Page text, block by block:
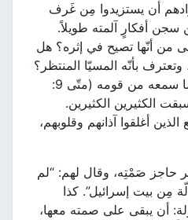
أن يستزيدوا مِن غَرف
أفكارٍ آلمته طويلاً.
من أنّها تصيح في إثره؟ هل
بأنّه المسيّا المنتظر؟
سبقت الكثيرين الكثيرين.
أغلقوا آذانهم وقلوبهم،
حاجز صَمْتِه، وقال لهم: “لم
مِن بيت إسرائيل”. كذا
أن يبقى على صمته معها،